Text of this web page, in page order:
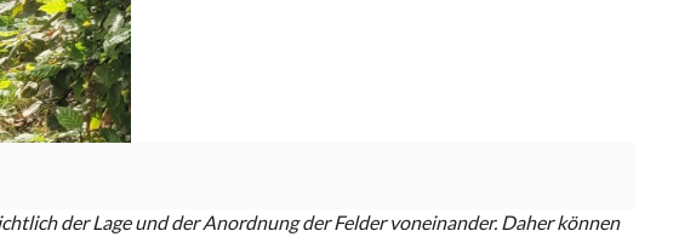
der Lage und der Anordnung der Felder voneinander. Daher können